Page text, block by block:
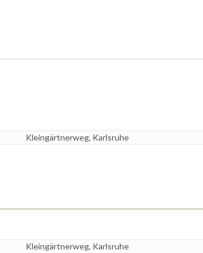
Kleingärtnerweg, Karlsruhe
Kleingärtnerweg, Karlsruhe